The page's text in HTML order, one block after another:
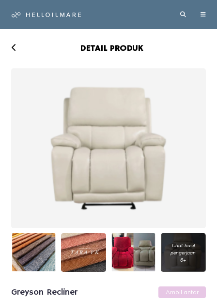
DETAIL PRODUK
Lihat hasil
pengerjaan
6+
Greyson Recliner Ambil antar